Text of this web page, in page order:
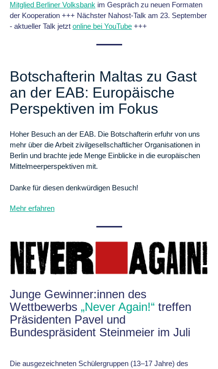
Mitglied Berliner Volksbank im Gespräch zu neuen Formaten
der Kooperation +++ Nächster Nahost-Talk am 23. September
- aktueller Talk jetzt online bei YouTube +++
Botschafterin Maltas zu Gast
an der EAB: Europäische
Perspektiven im Fokus
Hoher Besuch an der EAB. Die Botschafterin erfuhr von uns
mehr über die Arbeit zivilgesellschaftlicher Organisationen in
Berlin und brachte jede Menge Einblicke in die europäischen
Mittelmeerperspektiven mit.
Danke für diesen denkwürdigen Besuch!
Mehr erfahren
Junge Gewinner:innen des
Wettbewerbs „Never Again!“ treffen
Präsidenten Pavel und
Bundespräsident Steinmeier im Juli
Die ausgezeichneten Schülergruppen (13–17 Jahre) des